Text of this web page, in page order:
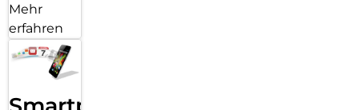
Mehr
erfahren